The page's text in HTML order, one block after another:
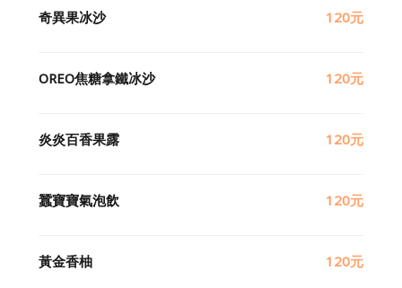
奇異果冰沙 120元
OREO焦糖拿鐵冰沙 120元
炎炎百香果露 120元
蠶寶寶氣泡飲 120元
黃金香柚 120元